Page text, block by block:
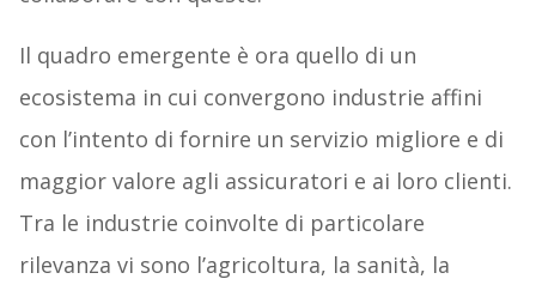
Il quadro emergente è ora quello di un
ecosistema in cui convergono industrie affini
con l’intento di fornire un servizio migliore e di
maggior valore agli assicuratori e ai loro clienti.
Tra le industrie coinvolte di particolare
rilevanza vi sono l’agricoltura, la sanità, la